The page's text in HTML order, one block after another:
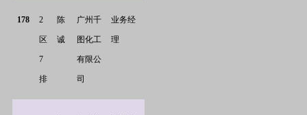
178 2
区
7
排
陈
诚
广州千
图化工
有限公
司
业务经
理